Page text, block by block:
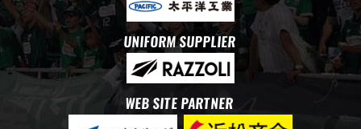
UNIFORM SUPPLIER
WEB SITE PARTNER